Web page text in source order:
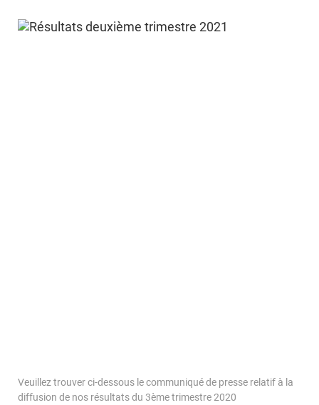
Valorisation des portefeuilles
Contactez-nous
Veuillez trouver ci-dessous le communiqué de presse relatif à la
diffusion de nos résultats du 3ème trimestre 2020